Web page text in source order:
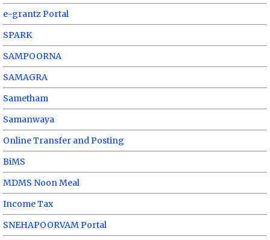
e-grantz Portal
SPARK
SAMPOORNA
SAMAGRA
Sametham
Samanwaya
Online Transfer and Posting
BiMS
MDMS Noon Meal
Income Tax
SNEHAPOORVAM Portal